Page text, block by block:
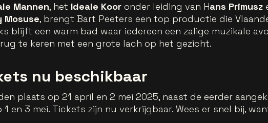
Mannen, het Ideale Koor onder leiding van Hans Primusz
Mosuse, brengt Bart Peeters een top productie die
blijft een warm bad waar iedereen een zalige muzikale
te keren met een grote lach op het gezicht.
nu beschikbaar
plaats op 21 april en 2 mei 2025, naast de eerder
en 3 mei. Tickets zijn nu verkrijgbaar. Wees er snel bij,